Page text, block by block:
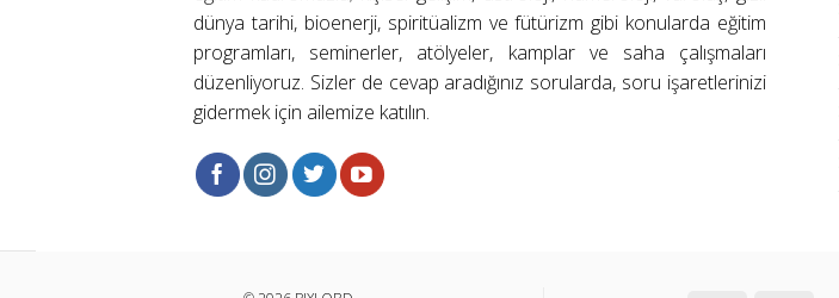
dünya tarihi, bioenerji, spiritüalizm ve fütürizm gibi konularda eğitim
programları, seminerler, atölyeler, kamplar ve saha çalışmaları
düzenliyoruz. Sizler de cevap aradığınız sorularda, soru işaretlerinizi
gidermek için ailemize katılın.